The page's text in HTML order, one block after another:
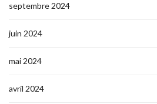
septembre 2024
juin 2024
mai 2024
avril 2024